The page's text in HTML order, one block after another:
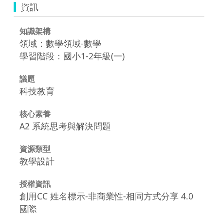
資訊
知識架構
領域：數學領域-數學
學習階段：國小1-2年級(一)
議題
科技教育
核心素養
A2 系統思考與解決問題
資源類型
教學設計
授權資訊
創用CC 姓名標示-非商業性-相同方式分享 4.0
國際